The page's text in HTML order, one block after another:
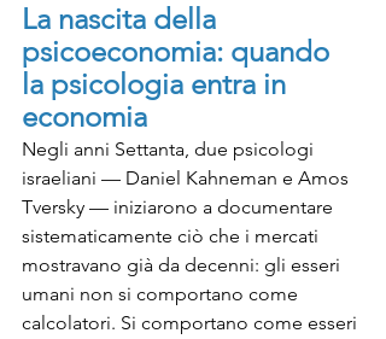
La nascita della
psicoeconomia: quando
la psicologia entra in
economia
Negli anni Settanta, due psicologi
israeliani — Daniel Kahneman e Amos
Tversky — iniziarono a documentare
sistematicamente ciò che i mercati
mostravano già da decenni: gli esseri
umani non si comportano come
calcolatori. Si comportano come esseri